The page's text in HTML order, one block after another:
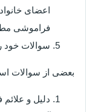
اعضای
فراموشی
سوالات خود
بعضی از سوالات
دلیل و